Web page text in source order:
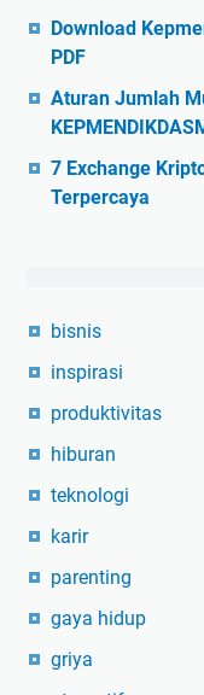
Download
PDF
Aturan Jumlah
7 Exchange
Terpercaya
bisnis
inspirasi
produktivitas
hiburan
teknologi
karir
parenting
gaya hidup
griya